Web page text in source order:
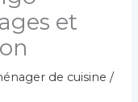
et
de cuisine /